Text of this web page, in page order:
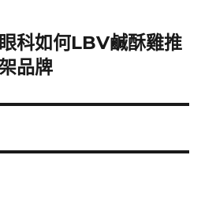
科如何LBV鹹酥雞推
品牌